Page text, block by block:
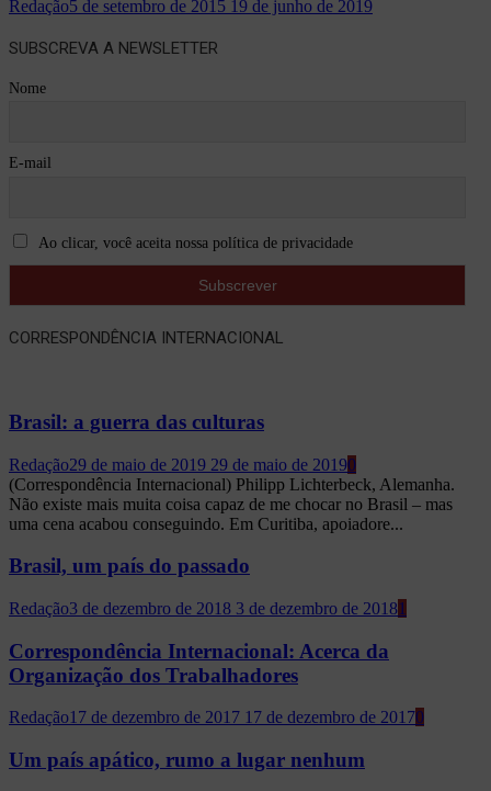
Redação5 de setembro de 2015 19 de junho de 2019
SUBSCREVA A NEWSLETTER
Nome
E-mail
Ao clicar, você aceita nossa política de privacidade
CORRESPONDÊNCIA INTERNACIONAL
Brasil: a guerra das culturas
Redação29 de maio de 2019 29 de maio de 20190
(Correspondência Internacional) Philipp Lichterbeck, Alemanha.
Não existe mais muita coisa capaz de me chocar no Brasil – mas
uma cena acabou conseguindo. Em Curitiba, apoiadore...
Brasil, um país do passado
Redação3 de dezembro de 2018 3 de dezembro de 20181
Correspondência Internacional: Acerca da
Organização dos Trabalhadores
Redação17 de dezembro de 2017 17 de dezembro de 20170
Um país apático, rumo a lugar nenhum